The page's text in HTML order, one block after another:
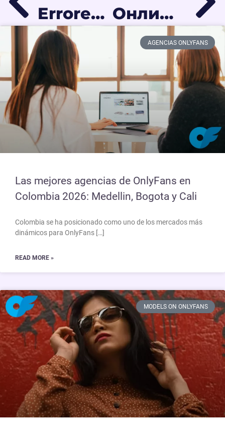
Errores por los que las personas no están viendo tu contenido en OnlyFans (y cómo solucionarlos)
Онлифанс без лица: Как зарабатывать анонимно и не спалиться в 2026
AGENCIAS ONLYFANS
Las mejores agencias de OnlyFans en
Colombia 2026: Medellin, Bogota y Cali
Colombia se ha posicionado como uno de los mercados más
dinámicos para OnlyFans […]
READ MORE »
MODELS ON ONLYFANS